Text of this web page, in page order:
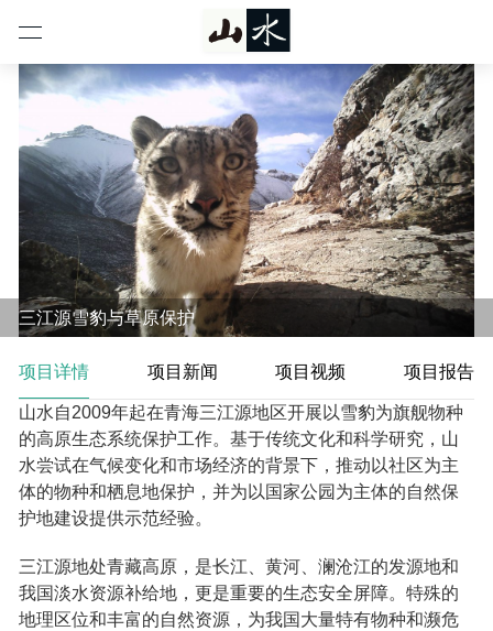
三江源雪豹与草原保护
项目详情 项目新闻 项目视频 项目报告
山水自2009年起在青海三江源地区开展以雪豹为旗舰物种
的高原生态系统保护工作。基于传统文化和科学研究，山
水尝试在气候变化和市场经济的背景下，推动以社区为主
体的物种和栖息地保护，并为以国家公园为主体的自然保
护地建设提供示范经验。
三江源地处青藏高原，是长江、黄河、澜沧江的发源地和
我国淡水资源补给地，更是重要的生态安全屏障。特殊的
地理区位和丰富的自然资源，为我国大量特有物种和濒危